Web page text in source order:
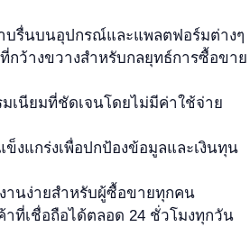
บรื่นบนอุปกรณ์และแพลตฟอร์มต่างๆ
กว้างขวางสำหรับกลยุทธ์การซื้อขาย
มเนียมที่ชัดเจนโดยไม่มีค่าใช้จ่าย
งแกร่งเพื่อปกป้องข้อมูลและเงินทุน
านง่ายสำหรับผู้ซื้อขายทุกคน
ที่เชื่อถือได้ตลอด 24 ชั่วโมงทุกวัน